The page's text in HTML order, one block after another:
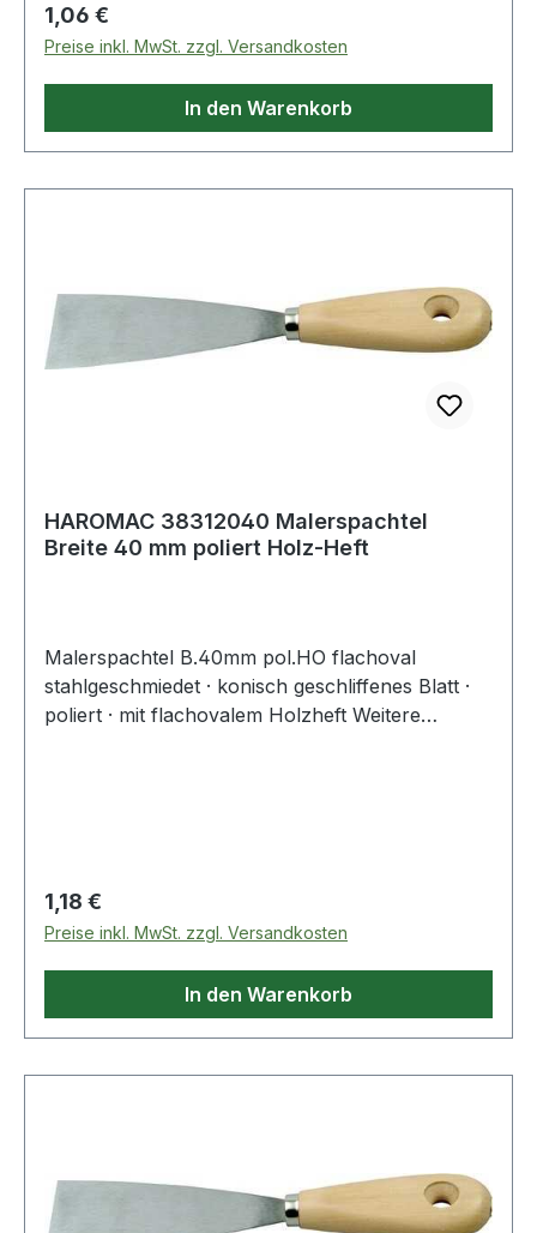
Regulärer Preis:
1,06 €
Preise inkl. MwSt. zzgl. Versandkosten
In den Warenkorb
HAROMAC 38312040 Malerspachtel
Breite 40 mm poliert Holz-Heft
Malerspachtel B.40mm pol.HO flachoval
stahlgeschmiedet · konisch geschliffenes Blatt ·
poliert · mit flachovalem Holzheft Weitere
Regulärer Preis:
1,18 €
Preise inkl. MwSt. zzgl. Versandkosten
In den Warenkorb